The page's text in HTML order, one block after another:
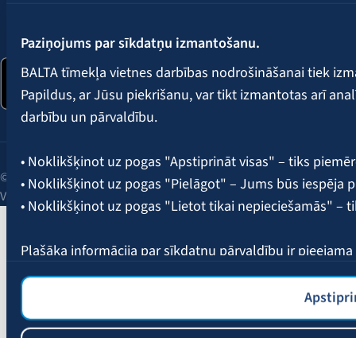
Paziņojums par sīkdatņu izmantošanu.
BALTA tīmekļa vietnes darbības nodrošināšanai tiek
Papildus, ar Jūsu piekrišanu, var tikt izmantotas arī
darbību un pārvaldību.
• Noklikšķinot uz pogas "Apstiprināt visas" – tiks
• Noklikšķinot uz pogas "Pielāgot" – Jums būs iespēja
• Noklikšķinot uz pogas "Lietot tikai nepieciešamās" –
Plašāka informācija par sīkdatņu pārvaldību ir pieejama
© 2026 AAS BALTA | Skanstes iela 25, Rīga, LV-1013, Latvija.
Vienotais reģ. Nr. 40003049409.